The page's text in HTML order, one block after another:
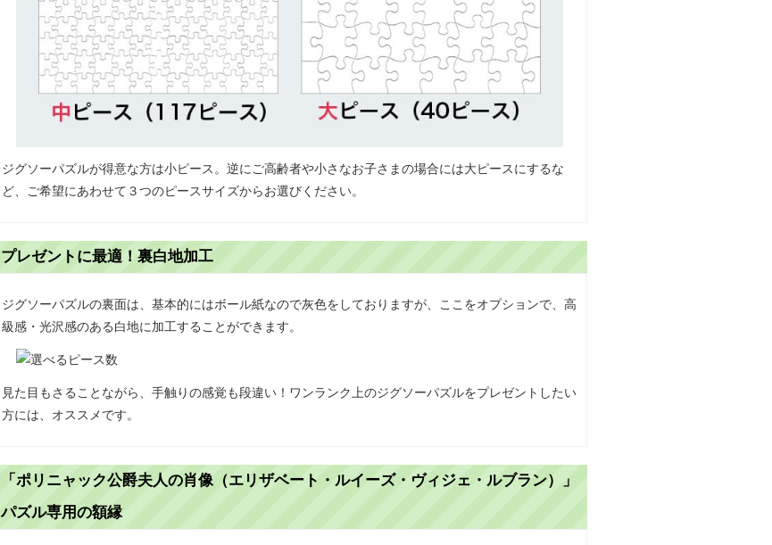
ジグソーパズルが得意な方は小ピース。逆にご高齢者や小さなお子さまの場合には大ピースにするな
ど、ご希望にあわせて３つのピースサイズからお選びください。
プレゼントに最適！裏白地加工
ジグソーパズルの裏面は、基本的にはボール紙なので灰色をしておりますが、ここをオプションで、高
級感・光沢感のある白地に加工することができます。
見た目もさることながら、手触りの感覚も段違い！ワンランク上のジグソーパズルをプレゼントしたい
方には、オススメです。
「ポリニャック公爵夫人の肖像（エリザベート・ルイーズ・ヴィジェ・ルブラン）」
パズル専用の額縁